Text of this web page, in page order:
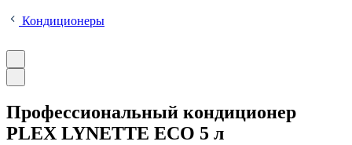
Кондиционеры
Профессиональный кондиционер
PLEX LYNETTE ECO 5 л